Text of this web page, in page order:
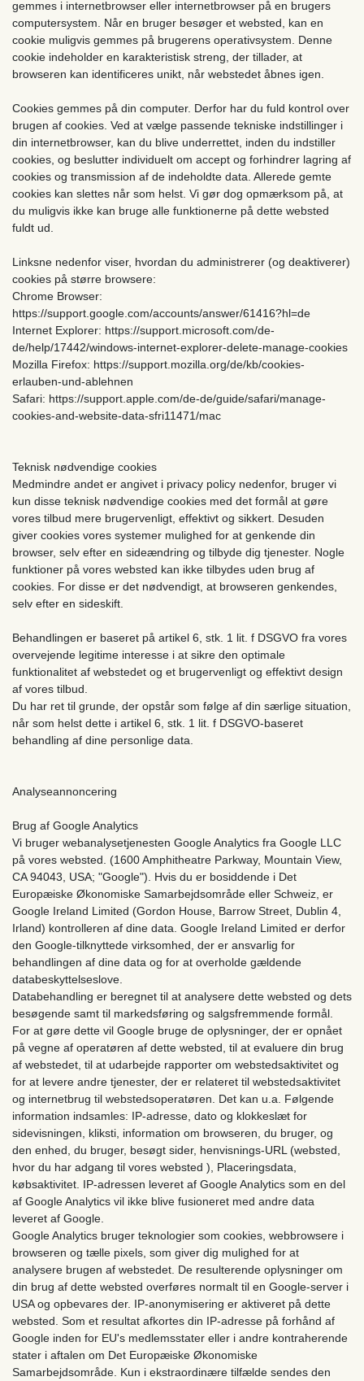
gemmes i internetbrowser eller internetbrowser på en brugers
computersystem. Når en bruger besøger et websted, kan en
cookie muligvis gemmes på brugerens operativsystem. Denne
cookie indeholder en karakteristisk streng, der tillader, at
browseren kan identificeres unikt, når webstedet åbnes igen.
Cookies gemmes på din computer. Derfor har du fuld kontrol over
brugen af ​​cookies. Ved at vælge passende tekniske indstillinger i
din internetbrowser, kan du blive underrettet, inden du indstiller
cookies, og beslutter individuelt om accept og forhindrer lagring af
cookies og transmission af de indeholdte data. Allerede gemte
cookies kan slettes når som helst. Vi gør dog opmærksom på, at
du muligvis ikke kan bruge alle funktionerne på dette websted
fuldt ud.
Linksne nedenfor viser, hvordan du administrerer (og deaktiverer)
cookies på større browsere:
Chrome Browser:
https://support.google.com/accounts/answer/61416?hl=de
Internet Explorer: https://support.microsoft.com/de-
de/help/17442/windows-internet-explorer-delete-manage-cookies
Mozilla Firefox: https://support.mozilla.org/de/kb/cookies-
erlauben-und-ablehnen
Safari: https://support.apple.com/de-de/guide/safari/manage-
cookies-and-website-data-sfri11471/mac
Teknisk nødvendige cookies
Medmindre andet er angivet i privacy policy nedenfor, bruger vi
kun disse teknisk nødvendige cookies med det formål at gøre
vores tilbud mere brugervenligt, effektivt og sikkert. Desuden
giver cookies vores systemer mulighed for at genkende din
browser, selv efter en sideændring og tilbyde dig tjenester. Nogle
funktioner på vores websted kan ikke tilbydes uden brug af
cookies. For disse er det nødvendigt, at browseren genkendes,
selv efter en sideskift.
Behandlingen er baseret på artikel 6, stk. 1 lit. f DSGVO fra vores
overvejende legitime interesse i at sikre den optimale
funktionalitet af webstedet og et brugervenligt og effektivt design
af vores tilbud.
Du har ret til grunde, der opstår som følge af din særlige situation,
når som helst dette i artikel 6, stk. 1 lit. f DSGVO-baseret
behandling af dine personlige data.
Analyseannoncering
Brug af Google Analytics
Vi bruger webanalysetjenesten Google Analytics fra Google LLC
på vores websted. (1600 Amphitheatre Parkway, Mountain View,
CA 94043, USA; "Google"). Hvis du er bosiddende i Det
Europæiske Økonomiske Samarbejdsområde eller Schweiz, er
Google Ireland Limited (Gordon House, Barrow Street, Dublin 4,
Irland) kontrolleren af ​​dine data. Google Ireland Limited er derfor
den Google-tilknyttede virksomhed, der er ansvarlig for
behandlingen af ​​dine data og for at overholde gældende
databeskyttelseslove.
Databehandling er beregnet til at analysere dette websted og dets
besøgende samt til markedsføring og salgsfremmende formål.
For at gøre dette vil Google bruge de oplysninger, der er opnået
på vegne af operatøren af ​​dette websted, til at evaluere din brug
af webstedet, til at udarbejde rapporter om webstedsaktivitet og
for at levere andre tjenester, der er relateret til webstedsaktivitet
og internetbrug til webstedsoperatøren. Det kan u.a. Følgende
information indsamles: IP-adresse, dato og klokkeslæt for
sidevisningen, kliksti, information om browseren, du bruger, og
den enhed, du bruger, besøgt sider, henvisnings-URL (websted,
hvor du har adgang til vores websted ), Placeringsdata,
købsaktivitet. IP-adressen leveret af Google Analytics som en del
af Google Analytics vil ikke blive fusioneret med andre data
leveret af Google.
Google Analytics bruger teknologier som cookies, webbrowsere i
browseren og tælle pixels, som giver dig mulighed for at
analysere brugen af ​​webstedet. De resulterende oplysninger om
din brug af dette websted overføres normalt til en Google-server i
USA og opbevares der. IP-anonymisering er aktiveret på dette
websted. Som et resultat afkortes din IP-adresse på forhånd af
Google inden for EU's medlemsstater eller i andre kontraherende
stater i aftalen om Det Europæiske Økonomiske
Samarbejdsområde. Kun i ekstraordinære tilfælde sendes den